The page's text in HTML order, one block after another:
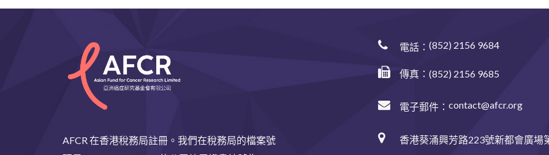
AFCR 在香港稅務局註冊。我們在稅務局的檔案號
電話：(852) 2156 9684
傳真：(852) 2156 9685
電子郵件：contact@afcr.org
香港葵涌興芳路223號新都會廣場